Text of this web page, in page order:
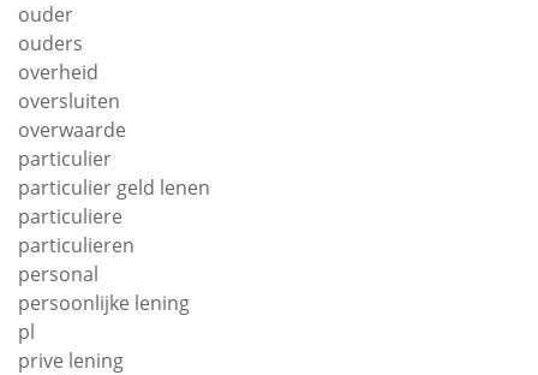
ouder
ouders
overheid
oversluiten
overwaarde
particulier
particulier geld lenen
particuliere
particulieren
personal
persoonlijke lening
pl
prive lening